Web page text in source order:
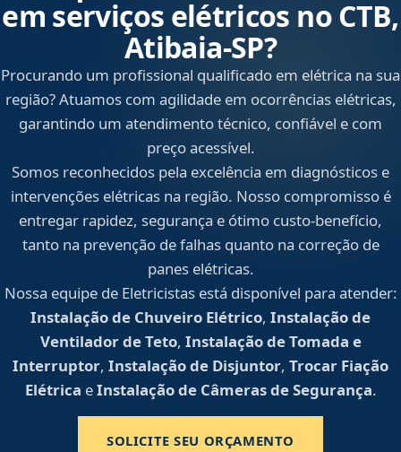
em serviços elétricos no CTB,
Atibaia‑SP?
Procurando um profissional qualificado em elétrica na sua
região? Atuamos com agilidade em ocorrências elétricas,
garantindo um atendimento técnico, confiável e com
preço acessível.
Somos reconhecidos pela excelência em diagnósticos e
intervenções elétricas na região. Nosso compromisso é
entregar rapidez, segurança e ótimo custo-benefício,
tanto na prevenção de falhas quanto na correção de
panes elétricas.
Nossa equipe de Eletricistas está disponível para atender:
Instalação de Chuveiro Elétrico, Instalação de
Ventilador de Teto, Instalação de Tomada e
Interruptor, Instalação de Disjuntor, Trocar Fiação
Elétrica eInstalação de Câmeras de Segurança.
SOLICITE SEU ORÇAMENTO